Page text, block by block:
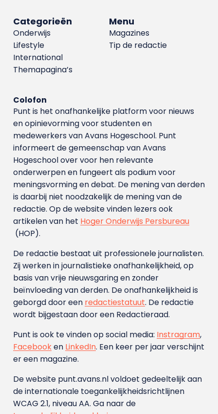
Menu
Magazines
Tip de redactie
Categorieën
Onderwijs
Lifestyle
International
Themapagina’s
Colofon
Punt is het onafhankelijke platform voor nieuws
en opinievorming voor studenten en
medewerkers van Avans Hoge­school. Punt
informeert de gemeenschap van Avans
Hogeschool over voor hen relevante
onderwerpen en fungeert als podium voor
meningsvorming en debat. De mening van derden
is daarbij niet noodzakelijk de mening van de
redactie. Op de website vinden lezers ook
artikelen van het Hoger Onderwijs Persbureau
(HOP).
De redactie bestaat uit professionele journalisten.
Zij werken in journalistieke onafhankelijkheid, op
basis van vrije nieuwsgaring en zonder
beïnvloeding van derden. De onafhankelijkheid is
geborgd door een redactiestatuut. De redactie
wordt bijgestaan door een Redactieraad.
Punt is ook te vinden op social media: Instragram,
Facebooken LinkedIn. Een keer per jaar verschijnt
er een magazine.
De website punt.avans.nl voldoet gedeeltelijk aan
de internationale toegankelijkheidsrichtlijnen
WCAG 2.1, niveau AA. Ga naar de